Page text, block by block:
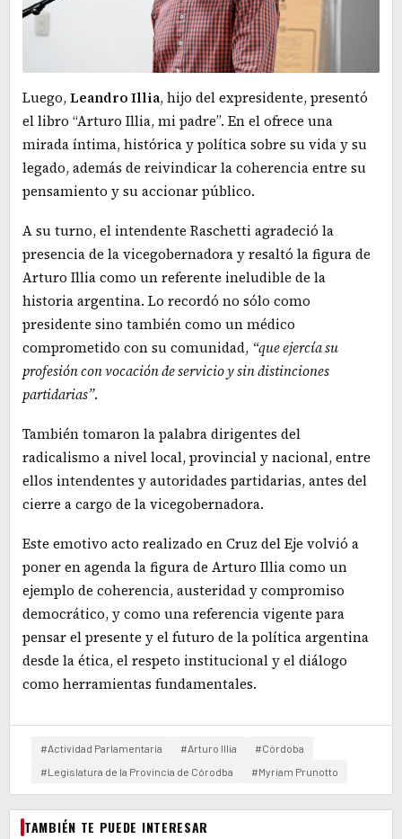
Luego,Leandro Illia, hijo del expresidente, presentó
el libro “Arturo Illia, mi padre”. En el ofrece una
mirada íntima, histórica y política sobre su vida y su
legado, además de reivindicar la coherencia entre su
pensamiento y su accionar público.
A su turno, el intendente Raschetti agradeció la
presencia de la vicegobernadora y resaltó la figura de
Arturo Illia como un referente ineludible de la
historia argentina. Lo recordó no sólo como
presidente sino también como un médico
comprometido con su comunidad, “que ejercía su
profesión con vocación de servicio y sin distinciones
partidarias”.
También tomaron la palabra dirigentes del
radicalismo a nivel local, provincial y nacional, entre
ellos intendentes y autoridades partidarias, antes del
cierre a cargo de la vicegobernadora.
Este emotivo acto realizado en Cruz del Eje volvió a
poner en agenda la figura de Arturo Illia como un
ejemplo de coherencia, austeridad y compromiso
democrático, y como una referencia vigente para
pensar el presente y el futuro de la política argentina
desde la ética, el respeto institucional y el diálogo
como herramientas fundamentales.
#Actividad Parlamentaria #Arturo Illia
#Córdoba
#Legislatura de la Provincia de Córodba
#Myriam Prunotto
TAMBIÉN TE PUEDE INTERESAR